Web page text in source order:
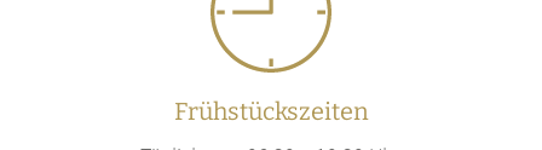
Frühstückszeiten